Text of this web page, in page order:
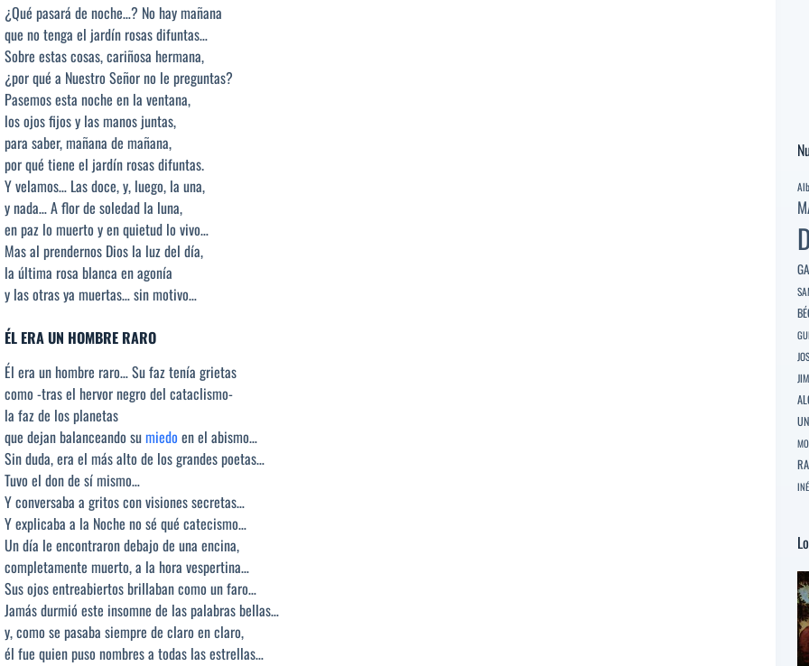
¿Qué pasará de noche…? No hay mañana
que no tenga el jardín rosas difuntas…
Sobre estas cosas, cariñosa hermana,
¿por qué a Nuestro Señor no le preguntas?
Pasemos esta noche en la ventana,
los ojos fijos y las manos juntas,
para saber, mañana de mañana,
por qué tiene el jardín rosas difuntas.
Y velamos… Las doce, y, luego, la una,
y nada… A flor de soledad la luna,
en paz lo muerto y en quietud lo vivo…
Mas al prendernos Dios la luz del día,
la última rosa blanca en agonía
y las otras ya muertas… sin motivo…
ÉL ERA UN HOMBRE RARO
Él era un hombre raro… Su faz tenía grietas
como -tras el hervor negro del cataclismo-
la faz de los planetas
que dejan balanceando sumiedo en el abismo…
Sin duda, era el más alto de los grandes poetas…
Tuvo el don de sí mismo…
Y conversaba a gritos con visiones secretas…
Y explicaba a la Noche no sé qué catecismo…
Un día le encontraron debajo de una encina,
completamente muerto, a la hora vespertina…
Sus ojos entreabiertos brillaban como un faro…
Jamás durmió este insomne de las palabras bellas…
y, como se pasaba siempre de claro en claro,
él fue quien puso nombres a todas las estrellas…